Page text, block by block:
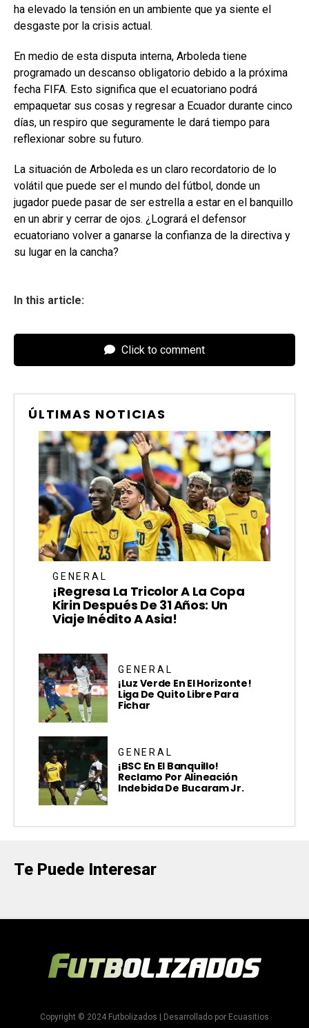
ha elevado la tensión en un ambiente que ya siente el
desgaste por la crisis actual.
En medio de esta disputa interna, Arboleda tiene
programado un descanso obligatorio debido a la próxima
fecha FIFA. Esto significa que el ecuatoriano podrá
empaquetar sus cosas y regresar a Ecuador durante cinco
días, un respiro que seguramente le dará tiempo para
reflexionar sobre su futuro.
La situación de Arboleda es un claro recordatorio de lo
volátil que puede ser el mundo del fútbol, donde un
jugador puede pasar de ser estrella a estar en el banquillo
en un abrir y cerrar de ojos. ¿Logrará el defensor
ecuatoriano volver a ganarse la confianza de la directiva y
su lugar en la cancha?
In this article:
Click to comment
ÚLTIMAS NOTICIAS
GENERAL
¡Regresa La Tricolor A La Copa
Kirin Después De 31 Años: Un
Viaje Inédito A Asia!
GENERAL
¡Luz Verde En El Horizonte!
Liga De Quito Libre Para
Fichar
GENERAL
¡BSC En El Banquillo!
Reclamo Por Alineación
Indebida De Bucaram Jr.
Te Puede Interesar
Copyright © 2024 Futbolizados | Desarrollado por Ecuasitios